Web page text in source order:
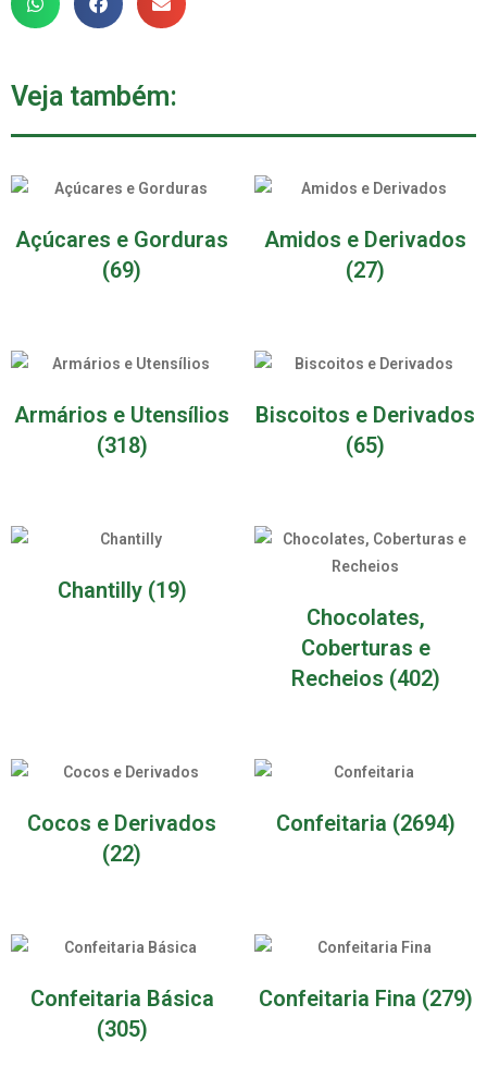
Veja também:
Açúcares e Gorduras
(69)
Amidos e Derivados
(27)
Armários e Utensílios
(318)
Biscoitos e Derivados
(65)
Chantilly (19)
Chocolates,
Coberturas e
Recheios (402)
Cocos e Derivados
(22)
Confeitaria (2694)
Confeitaria Básica
(305)
Confeitaria Fina (279)